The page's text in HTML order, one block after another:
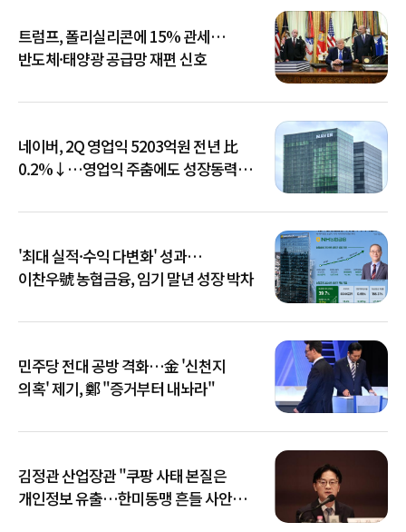
트럼프, 폴리실리콘에 15% 관세…
반도체·태양광 공급망 재편 신호
네이버, 2Q 영업익 5203억원 전년 比
0.2%↓…영업익 주춤에도 성장동력
'최대 실적·수익 다변화' 성과…
이찬우號 농협금융, 임기 말년 성장 박차
민주당 전대 공방 격화…金 '신천지
의혹' 제기, 鄭 "증거부터 내놔라"
김정관 산업장관 "쿠팡 사태 본질은
개인정보 유출…한미동맹 흔들 사안